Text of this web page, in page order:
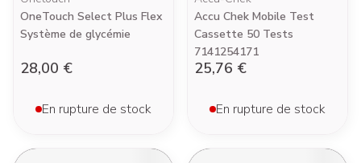
OneTouch Select Plus Flex
Système de glycémie
28,00 €
En rupture de stock
Accu Chek Mobile Test
Cassette 50 Tests
7141254171
25,76 €
En rupture de stock